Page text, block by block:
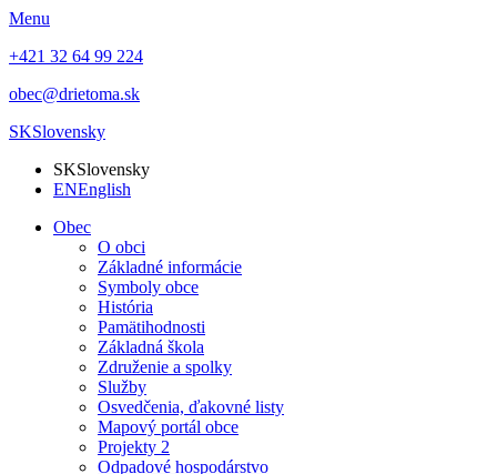
Menu
+421 32 64 99 224
obec@drietoma.sk
SKSlovensky
SKSlovensky
ENEnglish
Obec
O obci
Základné informácie
Symboly obce
História
Pamätihodnosti
Základná škola
Združenie a spolky
Služby
Osvedčenia, ďakovné listy
Mapový portál obce
Projekty 2
Odpadové hospodárstvo